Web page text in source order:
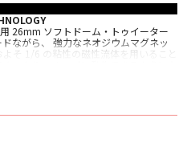
26mm ソフトドーム・トゥイーター
ながら、 強力なネオジウムマグネッ
そ 1/6 の粘性の磁性流体を用いること
、より スムーズに動作できるようにな
能を実現しています。 バス／ミッド
ル・コーンには、 ボイスコイルボビ